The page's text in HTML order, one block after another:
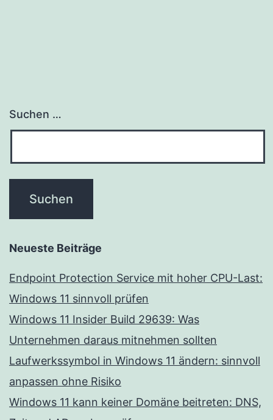
Suchen …
Neueste Beiträge
Endpoint Protection Service mit hoher CPU-Last:
Windows 11 sinnvoll prüfen
Windows 11 Insider Build 29639: Was
Unternehmen daraus mitnehmen sollten
Laufwerkssymbol in Windows 11 ändern: sinnvoll
anpassen ohne Risiko
Windows 11 kann keiner Domäne beitreten: DNS,